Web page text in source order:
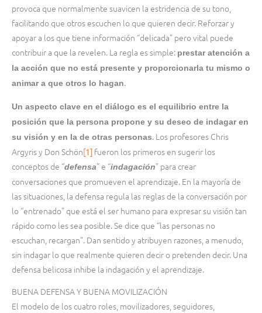
provoca que normalmente suavicen la estridencia de su tono,
facilitando que otros escuchen lo que quieren decir. Reforzar y
apoyar a los que tiene información “delicada” pero vital puede
contribuir a que la revelen. La regla es simple: prestar atención a
la acción que no está presente y proporcionarla tu mismo o
animar a que otros lo hagan.
Un aspecto clave en el diálogo es el equilibrio entre la
posición que la persona propone y su deseo de indagar en
su visión y en la de otras personas. Los profesores Chris
Argyris y Don Schön[1] fueron los primeros en sugerir los
conceptos de “defensa” e “indagación” para crear
conversaciones que promueven el aprendizaje. En la mayoría de
las situaciones, la defensa regula las reglas de la conversación por
lo “entrenado” que está el ser humano para expresar su visión tan
rápido como les sea posible. Se dice que “las personas no
escuchan, recargan”. Dan sentido y atribuyen razones, a menudo,
sin indagar lo que realmente quieren decir o pretenden decir. Una
defensa belicosa inhibe la indagación y el aprendizaje.
BUENA DEFENSA Y BUENA MOVILIZACIÓN
El modelo de los cuatro roles, movilizadores, seguidores,